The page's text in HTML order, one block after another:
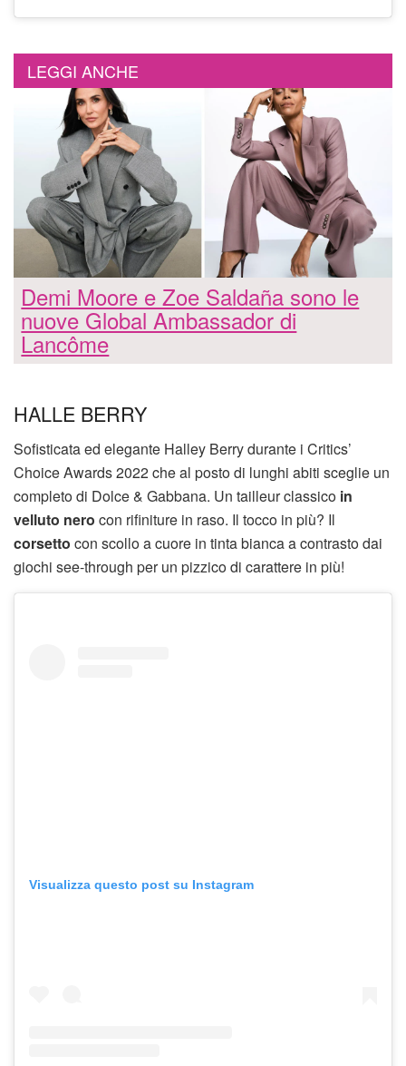
LEGGI ANCHE
Demi Moore e Zoe Saldaña sono le
nuove Global Ambassador di
Lancôme
HALLE BERRY
Sofisticata ed elegante Halley Berry durante i Critics’
Choice Awards 2022 che al posto di lunghi abiti sceglie un
completo di Dolce & Gabbana. Un tailleur classico in
velluto nero con rifiniture in raso. Il tocco in più? Il
corsetto con scollo a cuore in tinta bianca a contrasto dai
giochi see-through per un pizzico di carattere in più!
Visualizza questo post su Instagram